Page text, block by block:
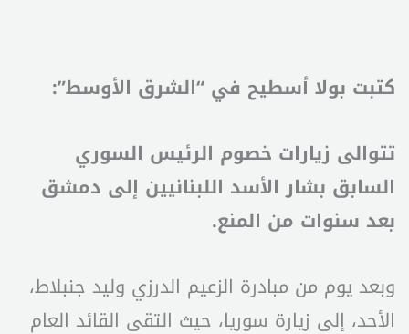
كتبت بولا أسطيح في “الشرق الأوسط”:
تتوالى زيارات خصوم الرئيس السوري
السابق بشار الأسد اللبنانيين إلى دمشق
بعد سنوات من المنع.
وبعد يوم من مبادرة الزعيم الدرزي وليد جنبلاط،
الأحد، إلى زيارة سوريا، حيث التقى القائد العام